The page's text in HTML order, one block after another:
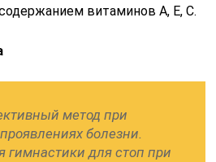
витаминов А, Е, С.
метод при
болезни.
гимнастики для стоп при